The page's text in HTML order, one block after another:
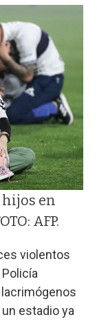
en
AFP.
violentos
estadio ya